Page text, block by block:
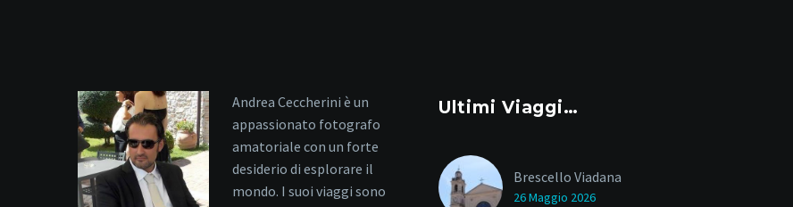
Andrea Ceccherini è un
appassionato fotografo
amatoriale con un forte
desiderio di esplorare il
mondo. I suoi viaggi sono
Ultimi Viaggi…
Brescello Viadana
26 Maggio 2026